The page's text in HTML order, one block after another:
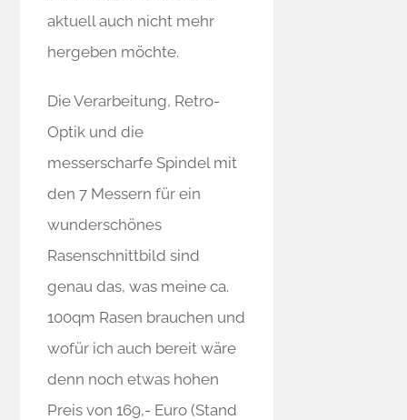
aktuell auch nicht mehr
hergeben möchte.
Die Verarbeitung, Retro-
Optik und die
messerscharfe Spindel mit
den 7 Messern für ein
wunderschönes
Rasenschnittbild sind
genau das, was meine ca.
100qm Rasen brauchen und
wofür ich auch bereit wäre
denn noch etwas hohen
Preis von 169,- Euro (Stand